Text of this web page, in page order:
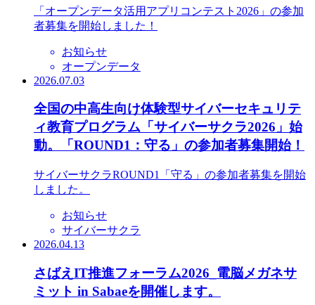
「オープンデータ活用アプリコンテスト2026」の参加
者募集を開始しました！
お知らせ
オープンデータ
2026.07.03
全国の中高生向け体験型サイバーセキュリテ
ィ教育プログラム「サイバーサクラ2026」始
動。「ROUND1：守る」の参加者募集開始！
サイバーサクラROUND1「守る」の参加者募集を開始
しました。
お知らせ
サイバーサクラ
2026.04.13
さばえIT推進フォーラム2026_電脳メガネサ
ミット in Sabaeを開催します。